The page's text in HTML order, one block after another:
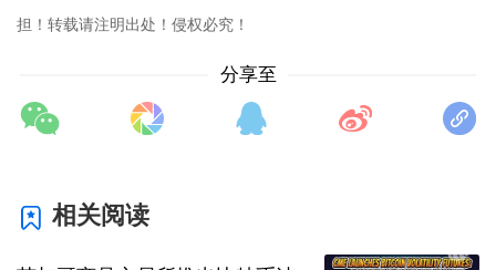
担！转载请注明出处！侵权必究！
分享至
相关阅读